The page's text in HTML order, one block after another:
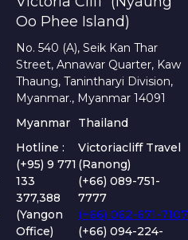
Oo Phee Island)
No. 540 (A), Seik Kan Thar
Street, Annawar Quarter, Kaw
Thaung, Tanintharyi Division,
Myanmar., Myanmar 14091
Myanmar
Hotline :
(+95) 9 771
133
377,388
(Yangon
Office)
Thailand
Victoriacliff Travel
(Ranong)
(+66) 089-751-
7777
(+66) 062-671-7107
(+66) 094-224-